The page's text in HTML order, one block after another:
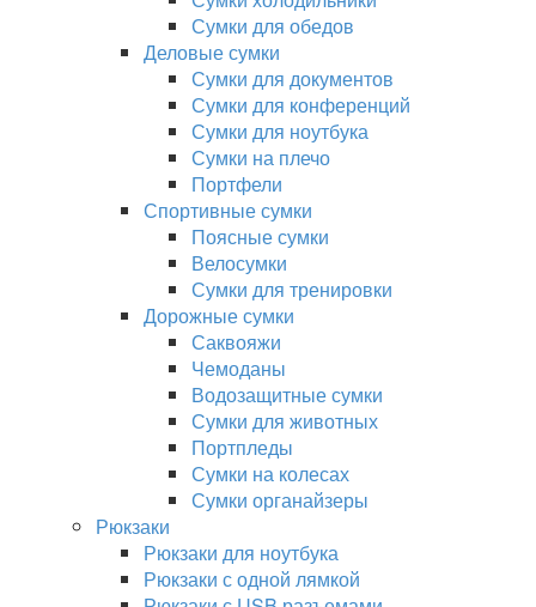
Сумки для обедов
Деловые сумки
Сумки для документов
Сумки для конференций
Сумки для ноутбука
Сумки на плечо
Портфели
Спортивные сумки
Поясные сумки
Велосумки
Сумки для тренировки
Дорожные сумки
Саквояжи
Чемоданы
Водозащитные сумки
Сумки для животных
Портпледы
Сумки на колесах
Сумки органайзеры
Рюкзаки
Рюкзаки для ноутбука
Рюкзаки с одной лямкой